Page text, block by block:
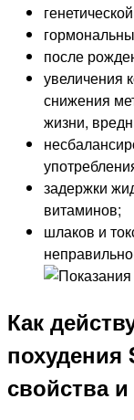
после
увеличения
снижения
жизни,
задержки
витаминов;
шлаков и
Как
свойства